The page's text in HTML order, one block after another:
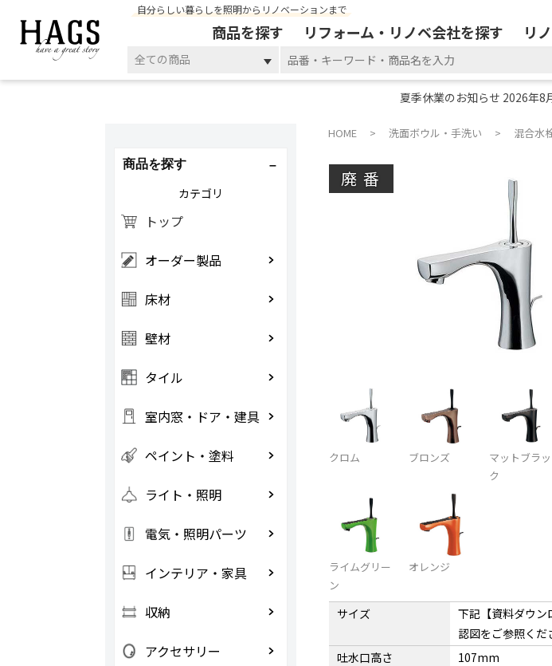
自分らしい暮らしを照明からリノベーションまで
商品を探す リフォーム・リノベ会社を探す リ
全ての商品
夏季休業のお知らせ 2026年
HOME 洗面ボウル・手洗い 混合水
廃番
クロム ブロンズ
マットブラッ
ク
ライムグリー
ン
オレンジ
サイズ
下記【資料ダウン
認図をご参照くだ
吐水口高さ
107mm
商品を探す
カテゴリ
トップ
オーダー製品
床材
壁材
タイル
室内窓・ドア・建具
ペイント・塗料
ライト・照明
電気・照明パーツ
インテリア・家具
収納
アクセサリー